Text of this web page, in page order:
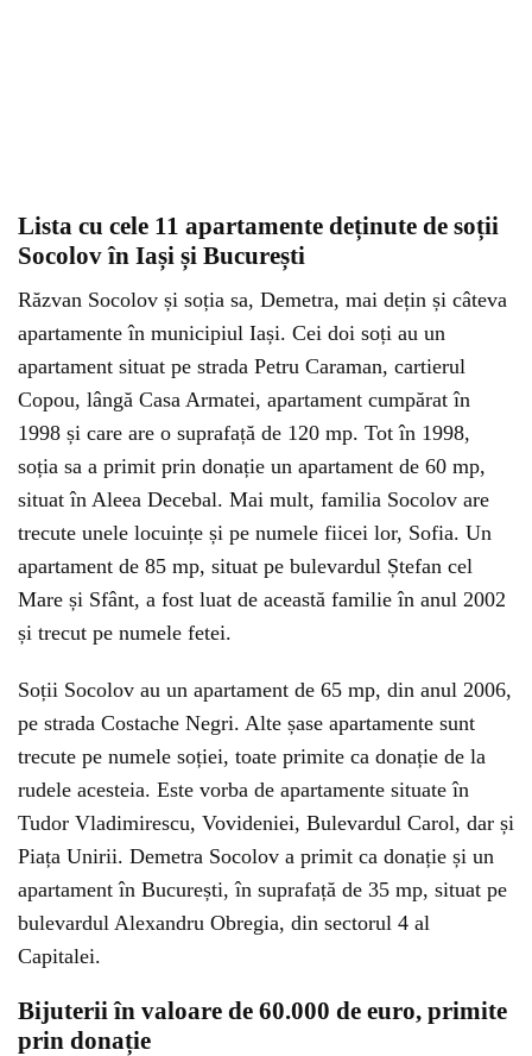
Lista cu cele 11 apartamente deținute de soții
Socolov în Iași și București
Răzvan Socolov și soția sa, Demetra, mai dețin și câteva
apartamente în municipiul Iași. Cei doi soți au un
apartament situat pe strada Petru Caraman, cartierul
Copou, lângă Casa Armatei, apartament cumpărat în
1998 și care are o suprafață de 120 mp. Tot în 1998,
soția sa a primit prin donație un apartament de 60 mp,
situat în Aleea Decebal. Mai mult, familia Socolov are
trecute unele locuințe și pe numele fiicei lor, Sofia. Un
apartament de 85 mp, situat pe bulevardul Ștefan cel
Mare și Sfânt, a fost luat de această familie în anul 2002
și trecut pe numele fetei.
Soții Socolov au un apartament de 65 mp, din anul 2006,
pe strada Costache Negri. Alte șase apartamente sunt
trecute pe numele soției, toate primite ca donație de la
rudele acesteia. Este vorba de apartamente situate în
Tudor Vladimirescu, Vovideniei, Bulevardul Carol, dar și
Piața Unirii. Demetra Socolov a primit ca donație și un
apartament în București, în suprafață de 35 mp, situat pe
bulevardul Alexandru Obregia, din sectorul 4 al
Capitalei.
Bijuterii în valoare de 60.000 de euro, primite
prin donație